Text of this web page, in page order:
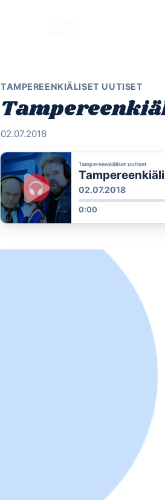
TAMPEREENKIÄLISET UUTISET
02.07.2018
Tampereenkiäliset uutiset
02.07.2018
0:00